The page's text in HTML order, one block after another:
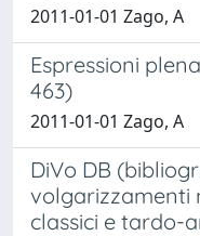
2011-01-01 Zago, A
Espressioni
463)
2011-01-01 Zago, A
DiVo DB
volgarizzamenti
classici e tardo-